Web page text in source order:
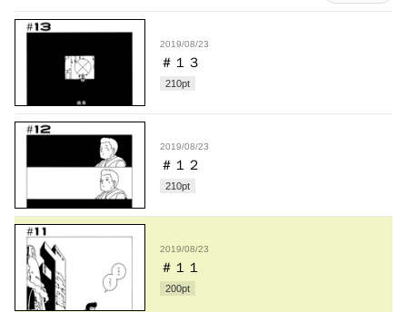
2019/08/23
＃１３
210pt
2019/08/23
＃１２
210pt
2019/08/23
＃１１
200pt